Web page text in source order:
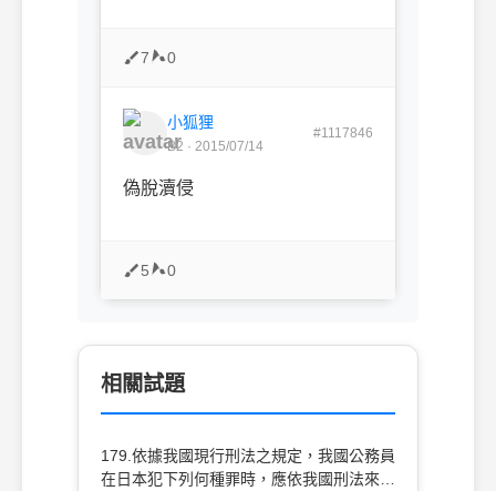
7 0
小狐狸
B2 · 2015/07/14
#1117846
偽脫瀆侵
5 0
相關試題
179.依據我國現行刑法之規定，我國公務員
在日本犯下列何種罪時，應依我國刑法來加